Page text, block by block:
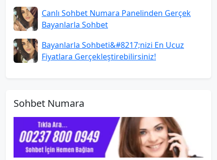
Canlı Sohbet Numara Panelinden Gerçek
Bayanlarla Sohbet
Bayanlarla Sohbeti&#8217;nizi En Ucuz
Fiyatlara Gerçekleştirebilirsiniz!
Sohbet Numara